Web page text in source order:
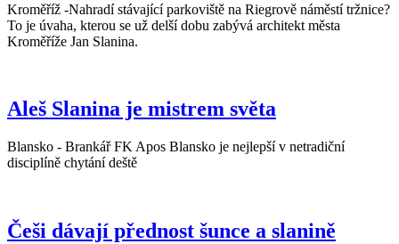
Kroměříž -Nahradí stávající parkoviště na Riegrově náměstí tržnice?
To je úvaha, kterou se už delší dobu zabývá architekt města
Kroměříže Jan Slanina.
Aleš Slanina je mistrem světa
Blansko - Brankář FK Apos Blansko je nejlepší v netradiční
disciplíně chytání deště
Češi dávají přednost šunce a slanině